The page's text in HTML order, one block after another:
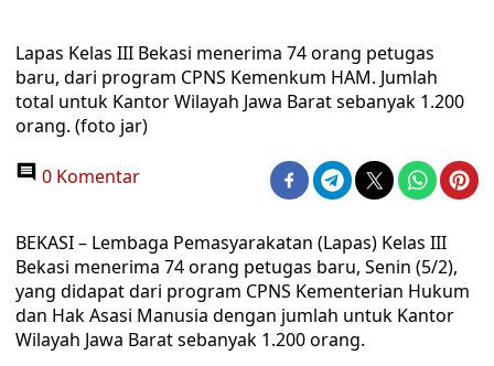
Lapas Kelas III Bekasi menerima 74 orang petugas
baru, dari program CPNS Kemenkum HAM. Jumlah
total untuk Kantor Wilayah Jawa Barat sebanyak 1.200
orang. (foto jar)
0 Komentar
BEKASI – Lembaga Pemasyarakatan (Lapas) Kelas III
Bekasi menerima 74 orang petugas baru, Senin (5/2),
yang didapat dari program CPNS Kementerian Hukum
dan Hak Asasi Manusia dengan jumlah untuk Kantor
Wilayah Jawa Barat sebanyak 1.200 orang.